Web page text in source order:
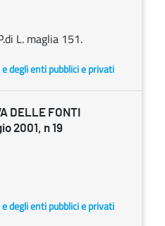
L. maglia 151.
degli enti pubblici e privati
DELLE FONTI
2001, n 19
degli enti pubblici e privati